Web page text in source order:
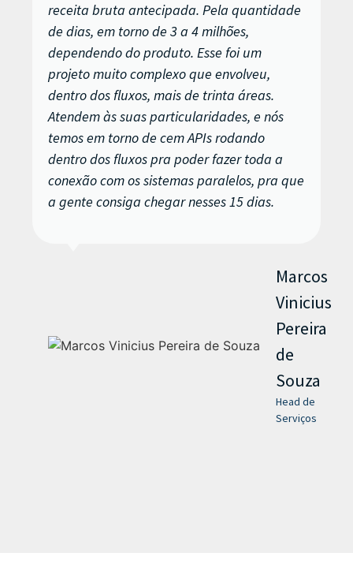
receita bruta antecipada. Pela quantidade
de dias, em torno de 3 a 4 milhões,
dependendo do produto. Esse foi um
projeto muito complexo que envolveu,
dentro dos fluxos, mais de trinta áreas.
Atendem às suas particularidades, e nós
temos em torno de cem APIs rodando
dentro dos fluxos pra poder fazer toda a
conexão com os sistemas paralelos, pra que
a gente consiga chegar nesses 15 dias.
Marcos
Vinicius
Pereira
de
Souza
Head de
Serviços